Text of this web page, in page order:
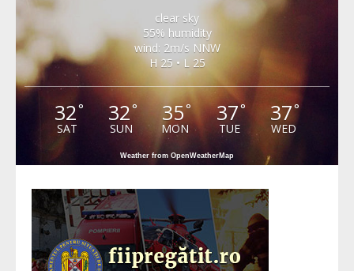
clear sky
55% humidity
wind: 2m/s NNW
H 25 • L 25
32°
SAT
32°
SUN
35°
MON
37°
TUE
37°
WED
Weather from OpenWeatherMap